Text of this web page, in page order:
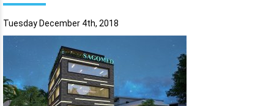
Tuesday December 4th, 2018